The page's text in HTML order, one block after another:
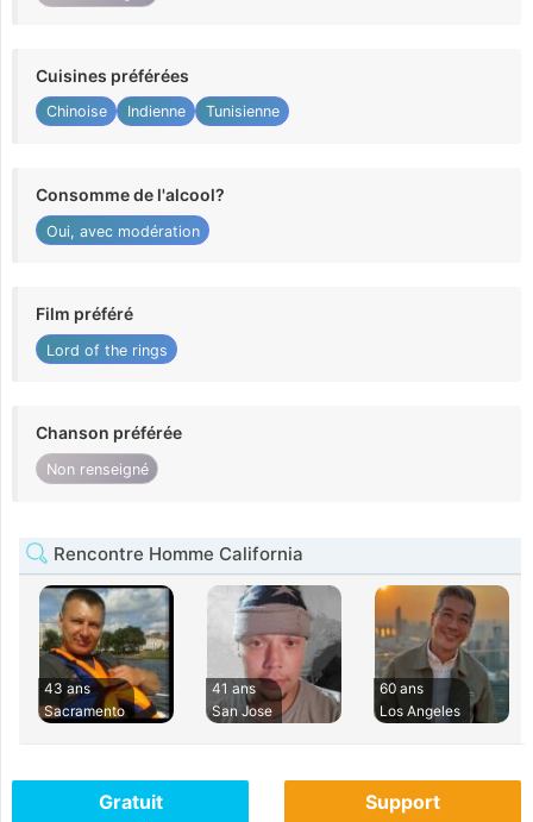
Cuisines préférées
Chinoise Indienne Tunisienne
Consomme de l'alcool?
Oui, avec modération
Film préféré
Lord of the rings
Chanson préférée
Non renseigné
Rencontre Homme California
43 ans
Sacramento
41 ans
San Jose
60 ans
Los Angeles
Gratuit Support